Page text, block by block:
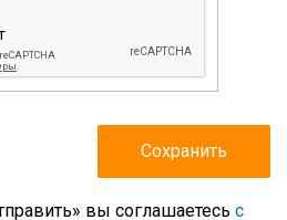
вы соглашаетесь с